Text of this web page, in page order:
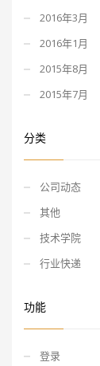
2016年3月
2016年1月
2015年8月
2015年7月
分类
公司动态
其他
技术学院
行业快递
功能
登录